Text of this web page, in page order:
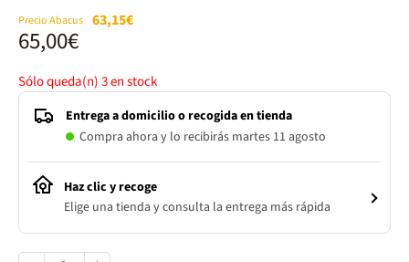
Precio Abacus 63,15€
65,00€
Sólo queda(n)3en stock
Entrega a domicilio o recogida en tienda
Compra ahora y lo recibirás martes 11 agosto
Haz clic y recoge
Elige una tienda y consulta la entrega más rápida